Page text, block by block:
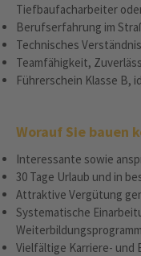
Tiefbaufacharbeiter
Berufserfahrung im
Technisches
Teamfähigkeit,
Führerschein Klasse B,
Worauf Sie bauen
Interessante sowie
30 Tage Urlaub und in
Attraktive Vergütung
Systematische
Weiterbildungsprogramm
Vielfältige Karriere- und